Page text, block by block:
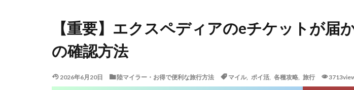
【重要】エクスペディアのeチケットが届
の確認方法
2026年6月20日 陸マイラー・お得で便利な旅行方法 マイル, ポイ活, 各種攻略, 旅行